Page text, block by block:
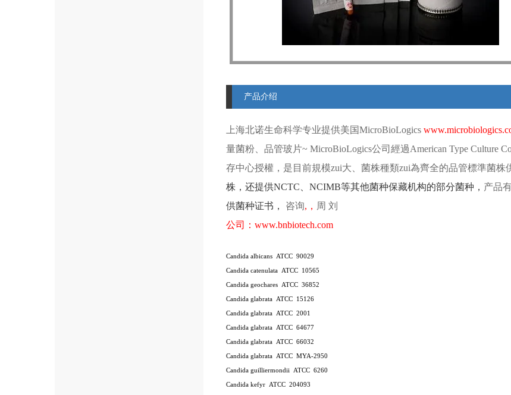
产品介绍
上海北诺生命科学专业提供美国MicroBioLogics
量菌粉、品管玻片~ MicroBioLogics公司經過American Type Culture
存中心授權，是目前規模zui大、菌株種類zui為齊全的品管標準菌株
株 ，还提供NCTC NCIMB等其他菌种保藏机构的部分菌种， 产品
供菌种证书，
咨询, ， 周 刘
公司： www.bnbiotech.com
Candida albicans ATCC 90029
Candida catenulata ATCC 10565
Candida geochares ATCC 36852
Candida glabrata ATCC 15126
Candida glabrata ATCC 2001
Candida glabrata ATCC 64677
Candida glabrata ATCC 66032
Candida glabrata ATCC MYA-2950
Candida guilliermondii ATCC 6260
Candida kefyr ATCC 204093